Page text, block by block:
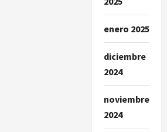
enero 2025
diciembre
2024
noviembre
2024